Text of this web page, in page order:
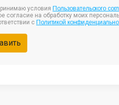
условия Пользовательского
согласие на обработку моих
с Политикой